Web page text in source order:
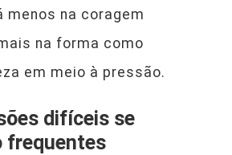
menos na coragem
na forma como
em meio à pressão.
difíceis se
frequentes